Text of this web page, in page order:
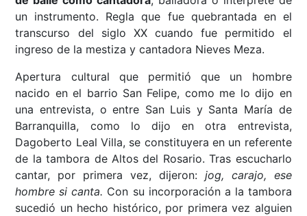
un instrumento. Regla que fue quebrantada en el
transcurso del siglo XX cuando fue permitido el
ingreso de la mestiza y cantadora Nieves Meza.
Apertura cultural que permitió que un hombre
nacido en el barrio San Felipe, como me lo dijo en
una entrevista, o entre San Luis y Santa María de
Barranquilla, como lo dijo en otra entrevista,
Dagoberto Leal Villa, se constituyera en un referente
de la tambora de Altos del Rosario. Tras escucharlo
cantar, por primera vez, dijeron: jog, carajo, ese
hombre si canta. Con su incorporación a la tambora
sucedió un hecho histórico, por primera vez alguien